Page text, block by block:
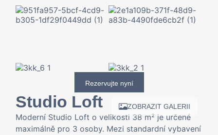
ZOBRAZIT GALERII
Rezervujte nyní
Studio Loft
Moderní Studio Loft o velikosti 38 m² je určené
maximálně pro 3 osoby. Mezi standardní vybavení